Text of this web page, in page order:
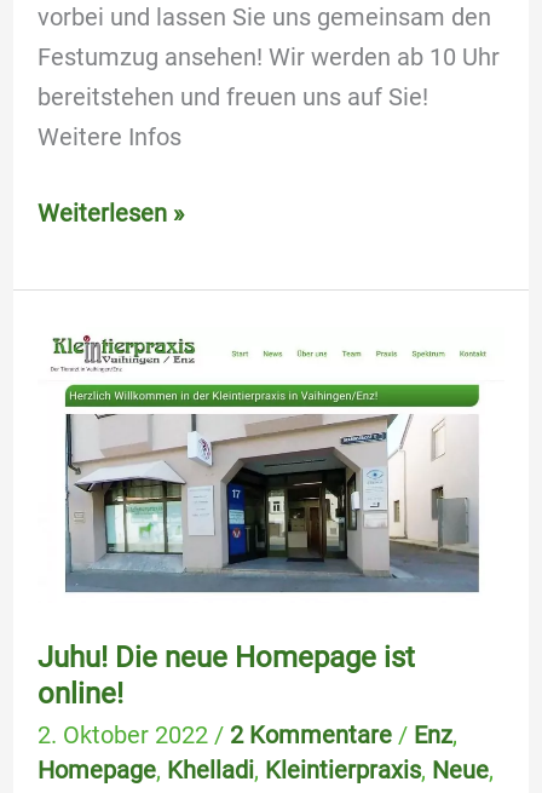
vorbei und lassen Sie uns gemeinsam den
Festumzug ansehen! Wir werden ab 10 Uhr
bereitstehen und freuen uns auf Sie!
Weitere Infos
Weiterlesen »
Juhu! Die neue Homepage ist
online!
2. Oktober 2022 / 2 Kommentare / Enz,
Homepage, Khelladi, Kleintierpraxis, Neue,
Juhu!
Die
neue
Homepage
online!